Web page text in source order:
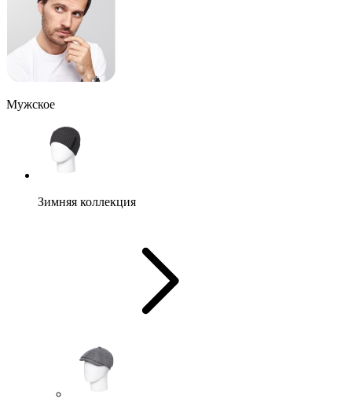
Мужское
Зимняя коллекция